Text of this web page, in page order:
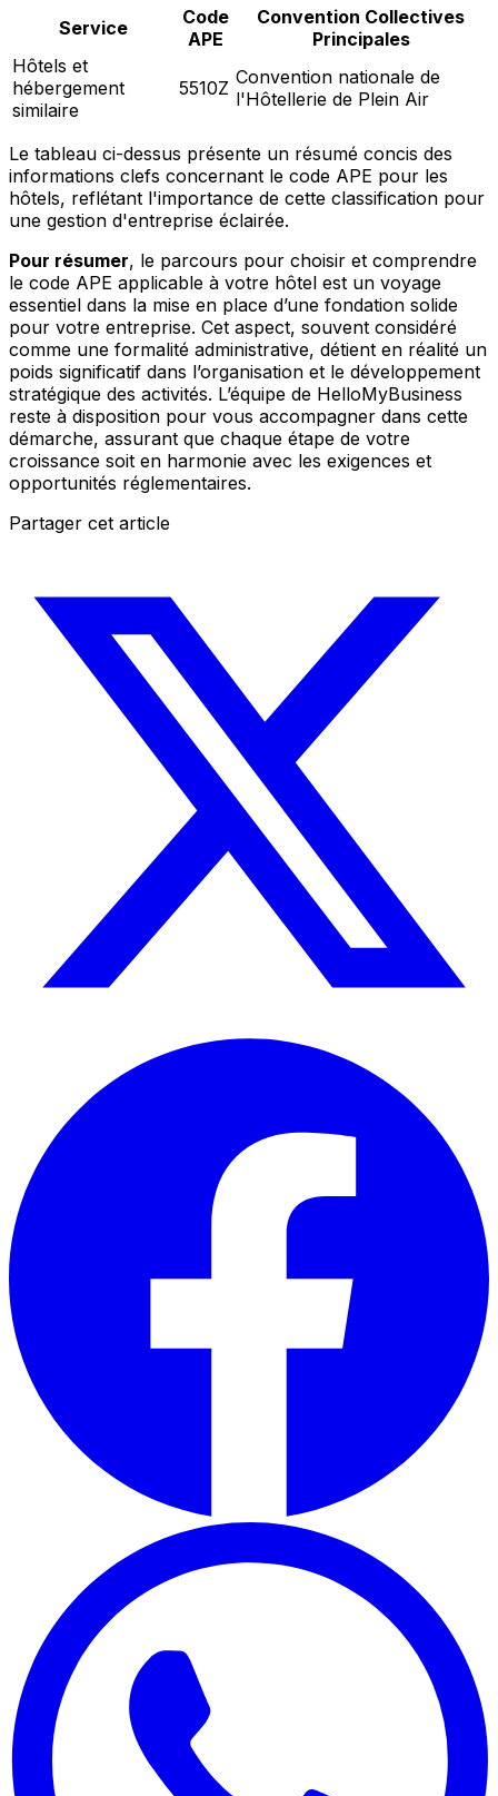
Service
Code
APE
Convention Collectives
Principales
Hôtels et
hébergement
similaire
5510Z Convention nationale de
l'Hôtellerie de Plein Air
Le tableau ci-dessus présente un résumé concis des
informations clefs concernant le code APE pour les
hôtels, reflétant l'importance de cette classification pour
une gestion d'entreprise éclairée.
Pour résumer, le parcours pour choisir et comprendre
le code APE applicable à votre hôtel est un voyage
essentiel dans la mise en place d’une fondation solide
pour votre entreprise. Cet aspect, souvent considéré
comme une formalité administrative, détient en réalité un
poids significatif dans l’organisation et le développement
stratégique des activités. L’équipe de HelloMyBusiness
reste à disposition pour vous accompagner dans cette
démarche, assurant que chaque étape de votre
croissance soit en harmonie avec les exigences et
opportunités réglementaires.
Partager cet article